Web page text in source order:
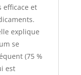
et
explique
se
(75 %
est